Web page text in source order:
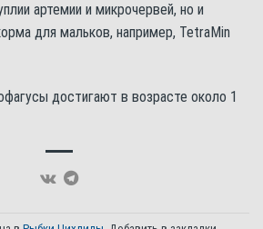
артемии и микрочервей, но и
для мальков, например, TetraMin
достигают в возрасте около 1